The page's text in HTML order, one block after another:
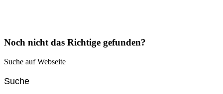
Noch nicht das Richtige gefunden?
Suche auf Webseite